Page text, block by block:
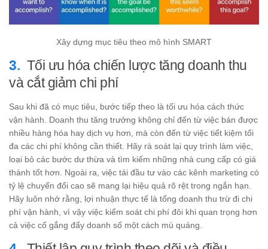
Xây dựng mục tiêu theo mô hình SMART
Tối ưu hóa chiến lược tăng doanh thu
và cắt giảm chi phí
Sau khi đã có mục tiêu, bước tiếp theo là tối ưu hóa cách thức
vận hành. Doanh thu tăng trưởng không chỉ đến từ việc bán được
nhiều hàng hóa hay dịch vụ hơn, mà còn đến từ việc tiết kiệm tối
đa các chi phí không cần thiết. Hãy rà soát lại quy trình làm việc,
loại bỏ các bước dư thừa và tìm kiếm những nhà cung cấp có giá
thành tốt hơn. Ngoài ra, việc tái đầu tư vào các kênh marketing có
tỷ lệ chuyển đổi cao sẽ mang lại hiệu quả rõ rệt trong ngắn hạn.
Hãy luôn nhớ rằng, lợi nhuận thực tế là tổng doanh thu trừ đi chi
phí vận hành, vì vậy việc kiểm soát chi phí đôi khi quan trọng hơn
cả việc cố gắng đẩy doanh số một cách mù quáng.